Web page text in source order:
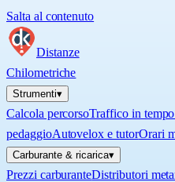
Salta al contenuto
Distanze
Chilometriche
Strumenti▾
Calcola percorsoTraffico in
pedaggioAutovelox e tutorOrari
Carburante & ricarica▾
Prezzi carburanteDistributori